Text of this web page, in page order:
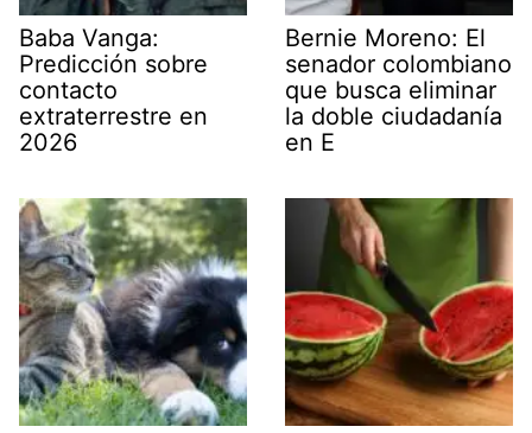
Baba Vanga:
Predicción sobre
contacto
extraterrestre en
2026
Bernie Moreno: El
senador colombiano
que busca eliminar
la doble ciudadanía
en E